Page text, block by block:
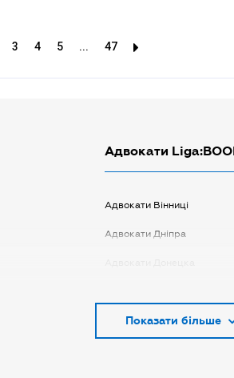
3 4 5 ... 47
Адвокати
Адвокати Вінниці
Адвокати Дніпра
Адвокати Києва
Показати більше